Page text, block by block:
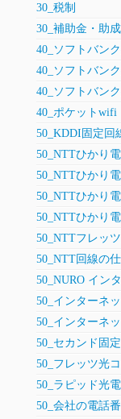
30_税制
30_補助金・助
40_ソフトバン
40_ソフトバン
40_ソフトバン
40_ポケットwifi
50_KDDI固定回
50_NTTひかり
50_NTTひかり
50_NTTひかり
50_NTTひかり
50_NTTフレッ
50_NTT回線の
50_NURO イン
50_インターネ
50_インターネ
50_セカンド固
50_フレッツ光
50_ラピッド光
50_会社の電話